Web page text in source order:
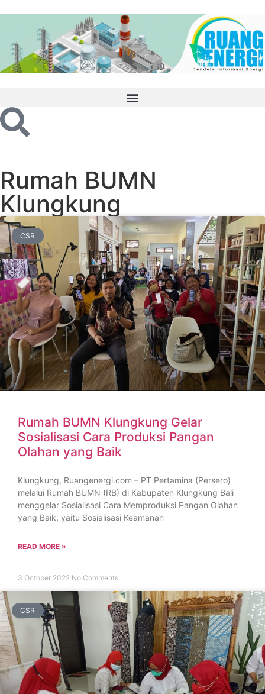
Rumah BUMN
Klungkung
CSR
Rumah BUMN Klungkung Gelar
Sosialisasi Cara Produksi Pangan
Olahan yang Baik
Klungkung, Ruangenergi.com – PT Pertamina (Persero)
melalui Rumah BUMN (RB) di Kabupaten Klungkung Bali
menggelar Sosialisasi Cara Memproduksi Pangan Olahan
yang Baik, yaitu Sosialisasi Keamanan
READ MORE »
3 October 2022 No Comments
CSR